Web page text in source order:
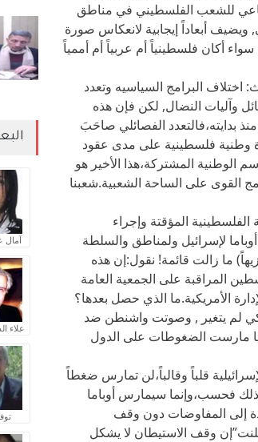
للشعب الفلسطيني في مناطق
أبعاداً إيجابية لانعكاس صورة
أكان فلسطينياً أم عربياً أم أممياً
البرامج السياسيه وتعدد
وآليات النضال, لكن فإن هذه
بدايته،فالتعدد الفصائلي صاحَبَ
ذلك لم يمنع قيام وحدة وطنية فلسطينية على مدى عقود
الوطنية المشتركة،هذا الأخير هو
القوى على الساحة الشعبية.شعبنا
المؤقتة وإجراء
لإسرائيل ولمناطق والسلطة
ما زالت قائمة! نقول:إن هذه
المراقبة على الجمعية العامة
الأمريكية.ما الذي حصل بعدها؟
لم يتغير , وصوتت واشنطن ضد
مارست الضغوطات على الدول
قلباً وقالباً،لن تمارس ضغطاً
فحسب،وإنما سيمارس أوباما
إلى المفاوضات دون وقف
وقف الاستيطان لا يشكل
آمال
علاء